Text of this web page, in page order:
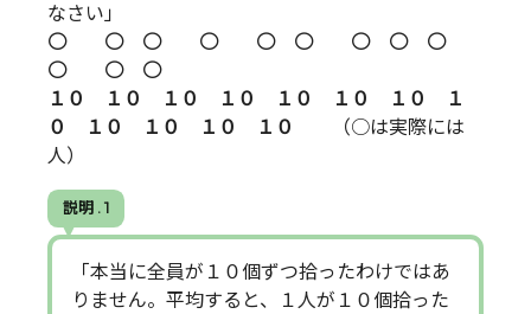
なさい」
○ ○ ○ ○ ○ ○ ○ ○ ○
○ ○ ○
１０ １０ １０ １０ １０ １０ １０ １
０ １０ １０ １０ １０
（○は実際には
人）
説明 . 1
「本当に全員が１０個ずつ拾ったわけではあ
りません。平均すると、１人が１０個拾った